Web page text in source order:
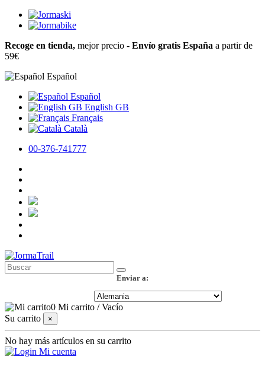
Recoge en tienda, mejor precio - Envío gratis España a partir de
59€
Español
Español
English GB
Français
Català
00-376-741777
Enviar a:
0 Mi carrito /Vacío
Su carrito
×
No hay más artículos en su carrito
Mi cuenta